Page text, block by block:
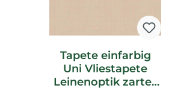
Tapete einfarbig
Uni Vliestapete
Leinenoptik zartes